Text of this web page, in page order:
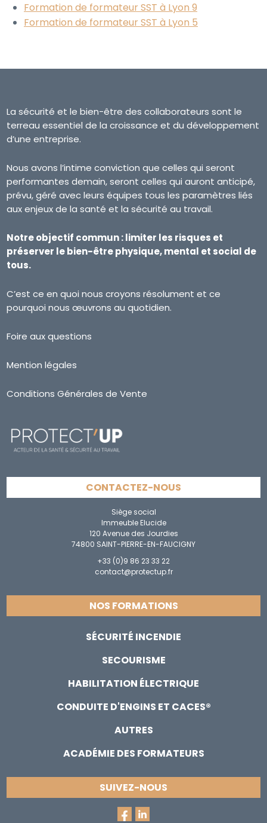
Formation de formateur SST à Lyon 9
Formation de formateur SST à Lyon 5
La sécurité et le bien-être des collaborateurs sont le
terreau essentiel de la croissance et du développement
d’une entreprise.
Nous avons l’intime conviction que celles qui seront
performantes demain, seront celles qui auront anticipé,
prévu, géré avec leurs équipes tous les paramètres liés
aux enjeux de la santé et la sécurité au travail.
Notre objectif commun : limiter les risques et
préserver le bien-être physique, mental et social de
tous.
C’est ce en quoi nous croyons résolument et ce
pourquoi nous œuvrons au quotidien.
Foire aux questions
Mention légales
Conditions Générales de Vente
CONTACTEZ-NOUS
Siège social
Immeuble Elucide
120 Avenue des Jourdies
74800 SAINT-PIERRE-EN-FAUCIGNY
+33 (0)9 86 23 33 22
contact@protectup.fr
NOS FORMATIONS
SÉCURITÉ INCENDIE
SECOURISME
HABILITATION ÉLECTRIQUE
CONDUITE D'ENGINS ET CACES®
AUTRES
ACADÉMIE DES FORMATEURS
SUIVEZ-NOUS